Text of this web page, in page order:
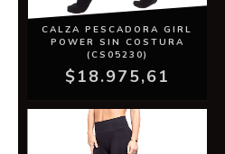
CALZA PESCADORA GIRL
POWER SIN COSTURA
(CS05230)
$18.975,61